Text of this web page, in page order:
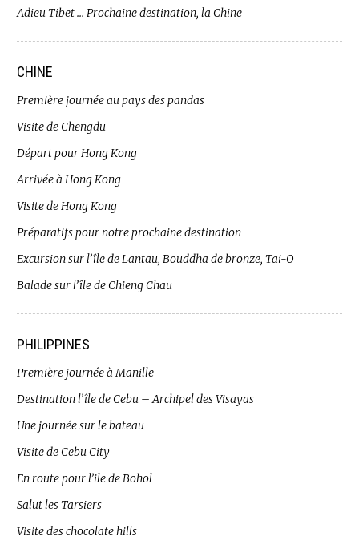
Adieu Tibet … Prochaine destination, la Chine
CHINE
Première journée au pays des pandas
Visite de Chengdu
Départ pour Hong Kong
Arrivée à Hong Kong
Visite de Hong Kong
Préparatifs pour notre prochaine destination
Excursion sur l’île de Lantau, Bouddha de bronze, Tai-O
Balade sur l’île de Chieng Chau
PHILIPPINES
Première journée à Manille
Destination l’île de Cebu – Archipel des Visayas
Une journée sur le bateau
Visite de Cebu City
En route pour l’ile de Bohol
Salut les Tarsiers
Visite des chocolate hills